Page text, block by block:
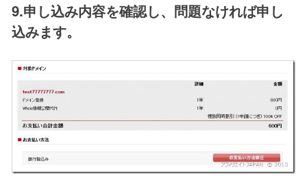
9.申し込み内容を確認し、問題なければ申し
込みます。